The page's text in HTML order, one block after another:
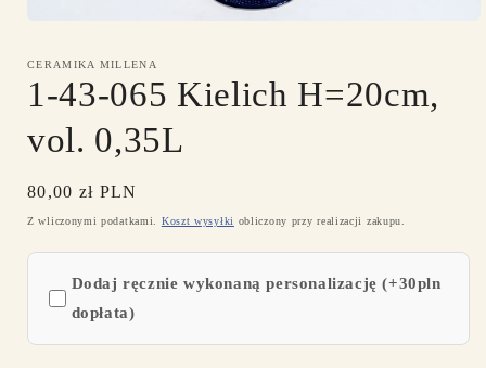
1
oknie
modalnym
CERAMIKA MILLENA
1-43-065 Kielich H=20cm,
vol. 0,35L
Cena
regularna
80,00 zł PLN
Z wliczonymi podatkami. Koszt wysyłki obliczony przy realizacji zakupu.
Dodaj ręcznie wykonaną personalizację (+30pln
dopłata)